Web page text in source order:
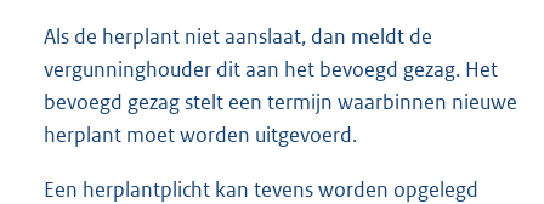
Als de herplant niet aanslaat, dan meldt de
vergunninghouder dit aan het bevoegd gezag. Het
bevoegd gezag stelt een termijn waarbinnen nieuwe
herplant moet worden uitgevoerd.
Een herplantplicht kan tevens worden opgelegd